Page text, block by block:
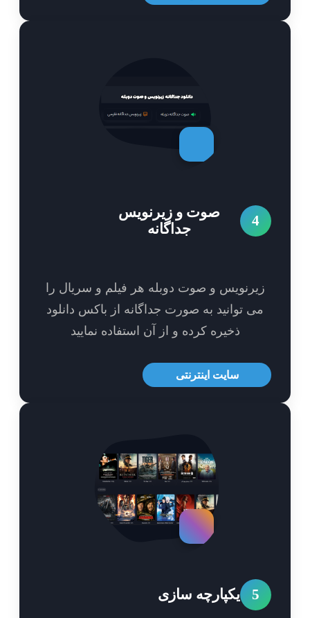
صوت و زیرنویس
جداگانه
و صوت دوبله هر فیلم و سریال را
توانید به صورت جداگانه از باکس دانلود
ذخیره کرده و از آن استفاده نمایید
سایت اینترنتی
یکپارچه سازی